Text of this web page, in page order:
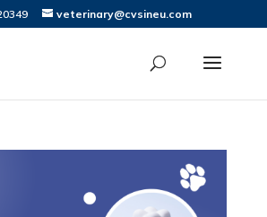
veterinary@cvsineu.com